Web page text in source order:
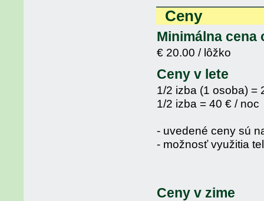
Ceny
Minimálna cena
€ 20.00 / lôžko
Ceny v lete
1/2 izba (1 osoba) =
1/2 izba = 40 € / noc
- uvedené ceny sú
- možnosť využitia
Ceny v zime